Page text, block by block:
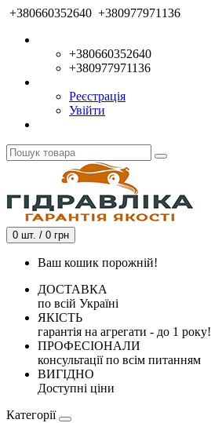
+380660352640 +380977971136
+380660352640
+380977971136
Реєстрація
Увійти
0 шт. / 0 грн
Ваш кошик порожній!
ДОСТАВКА
по всій Україні
ЯКІСТЬ
гарантія на агрегати - до 1 року!
ПРОФЕСІОНАЛИ
консультації по всім питанням
ВИГІДНО
Доступні ціни
Категорії